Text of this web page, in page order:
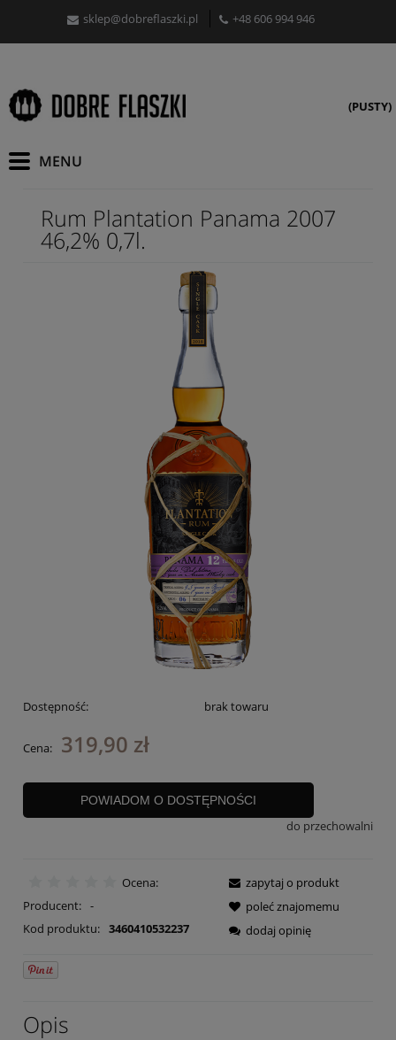
sklep@dobreflaszki.pl +48 606 994 946
(PUSTY)
Rum Plantation Panama 2007
46,2% 0,7l.
Dostępność: brak towaru
Cena: 319,90 zł
POWIADOM O DOSTĘPNOŚCI
do przechowalni
Ocena:
Producent: -
Kod produktu: 3460410532237
zapytaj o produkt
poleć znajomemu
dodaj opinię
Opis